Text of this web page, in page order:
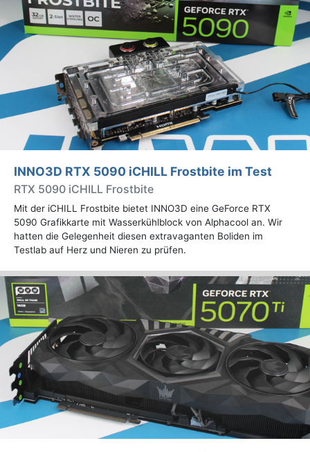
INNO3D RTX 5090 iCHILL Frostbite im Test
RTX 5090 iCHILL Frostbite
Mit der iCHILL Frostbite bietet INNO3D eine GeForce RTX
5090 Grafikkarte mit Wasserkühlblock von Alphacool an. Wir
hatten die Gelegenheit diesen extravaganten Boliden im
Testlab auf Herz und Nieren zu prüfen.